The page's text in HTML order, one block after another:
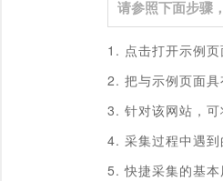
1. 点击打开示例页
2. 把与示例页面
3. 针对该网站，
4. 采集过程中遇到
5. 快捷采集的基